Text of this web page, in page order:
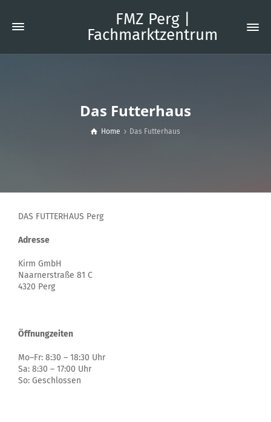
FMZ Perg |
Fachmarktzentrum
Das Futterhaus
Home Das Futterhaus
DAS FUTTERHAUS Perg
Adresse
Kirm GmbH
Naarnerstraße 81 C
4320 Perg
Öffnungzeiten
Mo–Fr: 8:30 – 18:30 Uhr
Sa: 8:30 – 17:00 Uhr
So: Geschlossen